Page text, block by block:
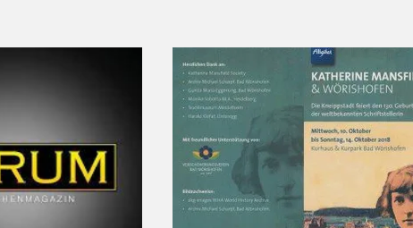
Présentation de la maison d'édition Exposition
Kafka 2024 Déménagement
HOFFMANN26 Nouveauté